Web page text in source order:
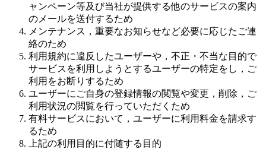
ャンペーン等及び当社が提供する他のサービスの案内
のメールを送付するため
メンテナンス，重要なお知らせなど必要に応じたご連
絡のため
利用規約に違反したユーザーや，不正・不当な目的で
サービスを利用しようとするユーザーの特定をし，ご
利用をお断りするため
ユーザーにご自身の登録情報の閲覧や変更，削除，ご
利用状況の閲覧を行っていただくため
有料サービスにおいて，ユーザーに利用料金を請求す
るため
上記の利用目的に付随する目的